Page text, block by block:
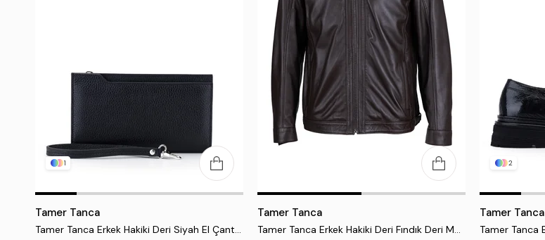
1
Tamer Tanca
Tamer Tanca Erkek Hakiki Deri Siyah El Çantası
Tamer Tanca
Tamer Tanca Erkek Hakiki Deri Fındık Deri Mont
2
Tamer Tanca